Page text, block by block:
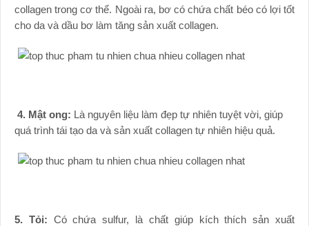
collagen trong cơ thể. Ngoài ra, bơ có chứa chất béo có lợi tốt
cho da và dầu bơ làm tăng sản xuất collagen.
4. Mật ong: Là nguyên liệu làm đẹp tự nhiên tuyệt vời, giúp
quá trình tái tạo da và sản xuất collagen tự nhiên hiệu quả.
5. Tỏi: Có chứa sulfur, là chất giúp kích thích sản xuất